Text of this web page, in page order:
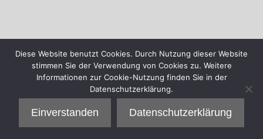
Diese Website benutzt Cookies. Durch Nutzung dieser Website
stimmen Sie der Verwendung von Cookies zu. Weitere
Informationen zur Cookie-Nutzung finden Sie in der
Datenschutzerklärung.
Einverstanden Datenschutzerklärung